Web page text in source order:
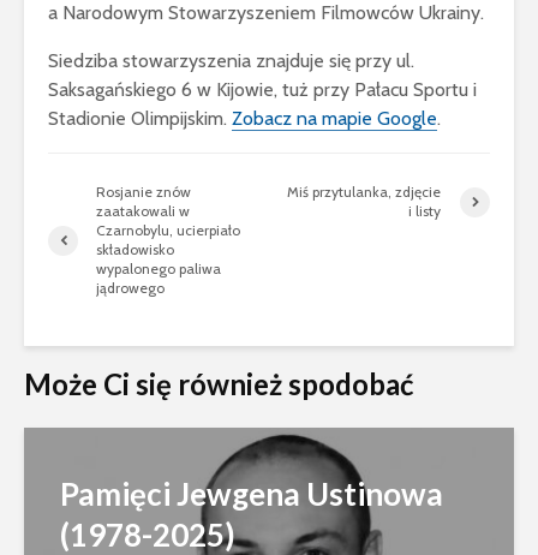
a Narodowym Stowarzyszeniem Filmowców Ukrainy.
Siedziba stowarzyszenia znajduje się przy ul.
Saksagańskiego 6 w Kijowie, tuż przy Pałacu Sportu i
Stadionie Olimpijskim. Zobacz na mapie Google.
Rosjanie znów
zaatakowali w
Czarnobylu, ucierpiało
składowisko
wypalonego paliwa
jądrowego
Miś przytulanka, zdjęcie
i listy
Może Ci się również spodobać
Pamięci Jewgena Ustinowa
(1978-2025)